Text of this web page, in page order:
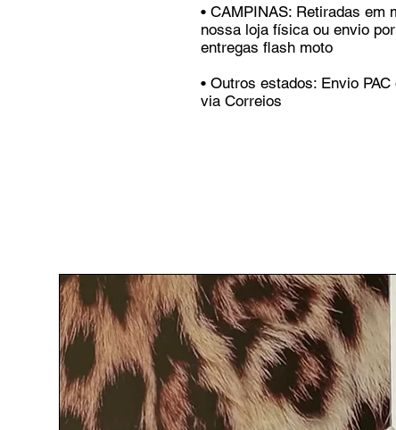
• CAMPINAS: Retiradas em
nossa loja física ou envio
entregas flash moto
• Outros estados: Envio PAC
via Correios